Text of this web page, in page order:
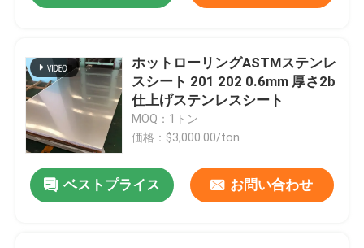
ホットローリングASTMステンレ
スシート 201 202 0.6mm 厚さ2b
仕上げステンレスシート
MOQ：1トン
価格：$3,000.00/ton
ベストプライス お問い合わせ